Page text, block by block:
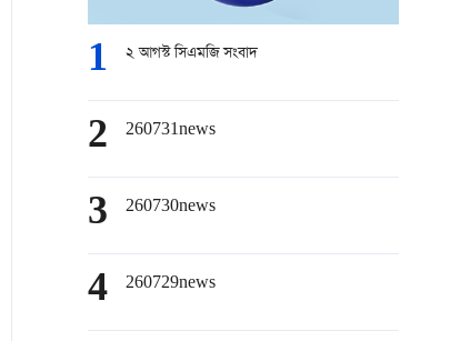
1 ২ আগস্ট সিএমজি সংবাদ
2 260731news
3 260730news
4 260729news